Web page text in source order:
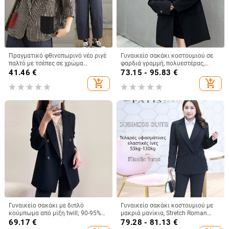
Πραγματικό φθινοπωρινό νέο ριγέ
παλτό με τσέπες σε χρώμα
αντίθεσης, μικρό κοστούμι, casual,
41.46 €
add_shopping_cart
Γυναικείο σακάκι κοστουμιού σε
φαρδιά γραμμή, πολυεστέρας,
γιακάς κοστουμιού, μακριά
μανίκια, κλείσιμο με ένα κουμπί
73.15 - 95.83 €
add_shopping_cart
Γυναικείο σακάκι με διπλό
κούμπωμα από μίξη twill; 90-95%
πολυεστέρας και <30% σπαντεξ;
69.17 €
Γυναικείο σακάκι κοστουμιού με
μακριά μανίκια, Stretch Roman
ύφασμα, πολυεστέρας, πλεκτή
79.28 - 81.13 €